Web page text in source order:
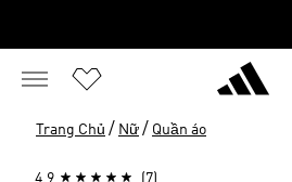
Trang Chủ / Nữ / Quần áo
4.9 (7)